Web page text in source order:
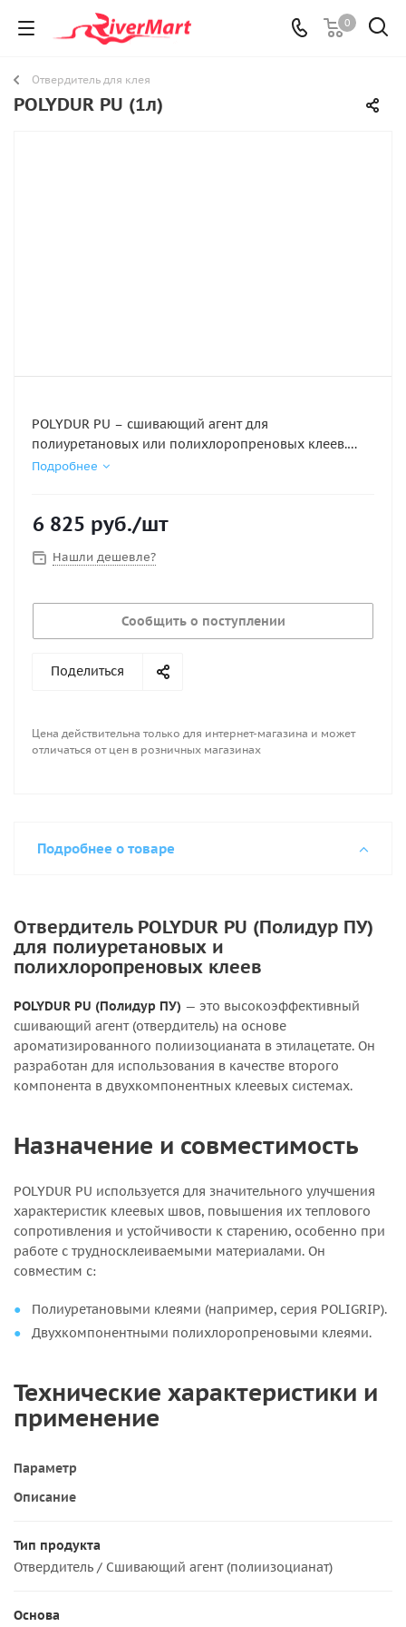
0
Отвердитель для клея
POLYDUR PU (1л)
POLYDUR PU – сшивающий агент для
полиуретановых или полихлоропреновых клеев.
POLYDUR PU – ароматизированный полиизоцианат в
двухкомпонентных полихлоропреновых клеев.
Рекомендуемое соотношение для смесей – 2-5% на
в зависимости от процента активатора и внешних
факторов (влажность). POLYDUR PU, в указанном
соотношении, используется для улучшения
устойчивости клея к старению и теплового
сопротивления, и в таких случаях служит для
Подробнее
6 825 руб./шт
Нашли дешевле?
Сообщить о поступлении
Поделиться
Цена действительна только для интернет-магазина и может
отличаться от цен в розничных магазинах
Подробнее о товаре
Отвердитель POLYDUR PU (Полидур ПУ)
для полиуретановых и
полихлоропреновых клеев
POLYDUR PU (Полидур ПУ) — это высокоэффективный
сшивающий агент (отвердитель) на основе
ароматизированного полиизоцианата в этилацетате. Он
разработан для использования в качестве второго
компонента в двухкомпонентных клеевых системах.
Назначение и совместимость
POLYDUR PU используется для значительного улучшения
характеристик клеевых швов, повышения их теплового
сопротивления и устойчивости к старению, особенно при
работе с трудносклеиваемыми материалами. Он
совместим с:
Полиуретановыми клеями (например, серия POLIGRIP).
Двухкомпонентными полихлоропреновыми клеями.
Технические характеристики и
применение
Параметр
Описание
Тип продукта
Отвердитель / Сшивающий агент (полиизоцианат)
Основа